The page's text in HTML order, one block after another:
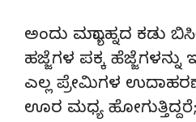
ಅಂದು ಮಧ್ಯಾಹ್ನದ ಕಡು
ಹಜ್ಜೆಗಳ ಪಕ್ಕ ಹೆಜ್ಜೆಗಳನ್ನು
ಎಲ್ಲ ಪ್ರೇಮಿಗಳ
ಊರ ಮಧ್ಯ ಹೋಗುತ್ತಿದ್ದರೆ;